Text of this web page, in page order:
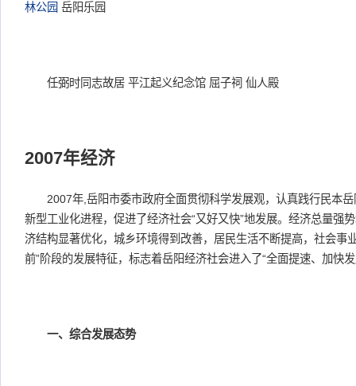
林公园 岳阳乐园
任弼时同志故居 平江起义纪念馆 屈子祠 仙人殿
2007年经济
2007年,岳阳市委市政府全面贯彻科学发展观，认真践行民本岳
新型工业化进程，促进了经济社会“又好又快”地发展。经济总量强
济结构显著优化，城乡环境得到改善，居民生活不断提高，社会事
前”阶段的发展特征，标志着岳阳经济社会进入了“全面提速、加快
一、综合发展态势